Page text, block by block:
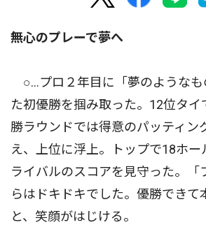
無心のプレーで夢へ
○…プロ２年目に「夢のようなも
た初優勝を掴み取った。12位タ
勝ラウンドでは得意のパッティン
え、上位に浮上。トップで18ホー
ライバルのスコアを見守った。「
らはドキドキでした。優勝できて
と、笑顔がはじける。